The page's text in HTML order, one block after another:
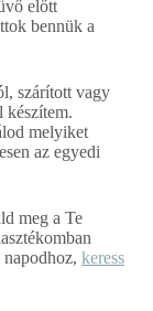
előtt
bennük a
szárított vagy
készítem.
melyiket
az egyedi
meg a Te
keress